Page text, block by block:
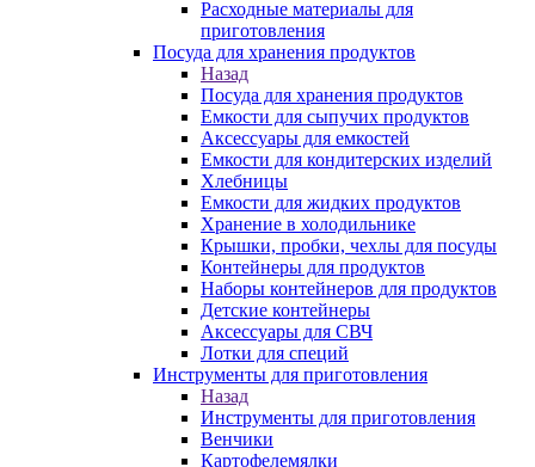
Расходные материалы для
приготовления
Посуда для хранения продуктов
Назад
Посуда для хранения продуктов
Емкости для сыпучих продуктов
Аксессуары для емкостей
Емкости для кондитерских изделий
Хлебницы
Емкости для жидких продуктов
Хранение в холодильнике
Крышки, пробки, чехлы для посуды
Контейнеры для продуктов
Наборы контейнеров для продуктов
Детские контейнеры
Аксессуары для СВЧ
Лотки для специй
Инструменты для приготовления
Назад
Инструменты для приготовления
Венчики
Картофелемялки